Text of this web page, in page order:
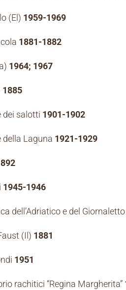
(El) 1959-1969
1881-1882
1964; 1967
1885
dei salotti 1901-1902
della Laguna 1921-1929
1945-1946
dell’Adriatico e del
(Il) 1881
1951
rachitici “Regina Margherita”